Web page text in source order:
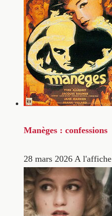
Manèges : confessions
28 mars 2026 A l'affiche